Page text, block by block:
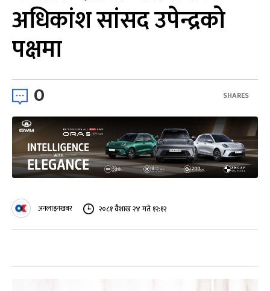
अधिकांश सांसद उपेन्द्रको
पक्षमा
0 SHARES
अनलाइनखबर २०८१ वैशाख २४ गते १२:१२